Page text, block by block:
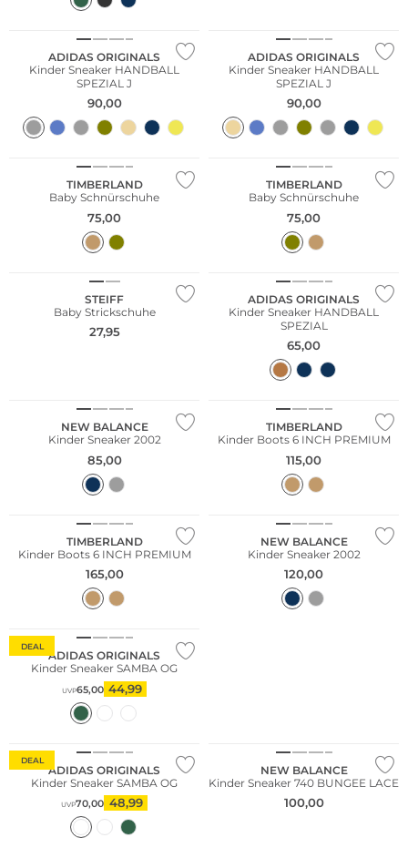
ADIDAS ORIGINALS
Kinder Sneaker HANDBALL
SPEZIAL J
90,00
ADIDAS ORIGINALS
Kinder Sneaker HANDBALL
SPEZIAL J
90,00
NEU
TIMBERLAND
Baby Schnürschuhe
75,00
NEU
TIMBERLAND
Baby Schnürschuhe
75,00
STEIFF
Baby Strickschuhe
27,95
ADIDAS ORIGINALS
Kinder Sneaker HANDBALL
SPEZIAL
65,00
NEW BALANCE
Kinder Sneaker 2002
85,00
TIMBERLAND
Kinder Boots 6 INCH PREMIUM
115,00
TIMBERLAND
Kinder Boots 6 INCH PREMIUM
165,00
NEW BALANCE
Kinder Sneaker 2002
120,00
DEAL
ADIDAS ORIGINALS
Kinder Sneaker SAMBA OG
UVP65,00 44,99
DEAL
ADIDAS ORIGINALS
Kinder Sneaker SAMBA OG
UVP70,00 48,99
NEW BALANCE
Kinder Sneaker 740 BUNGEE LACE
100,00